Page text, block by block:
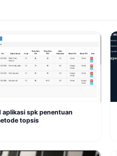
spk penentuan
topsis